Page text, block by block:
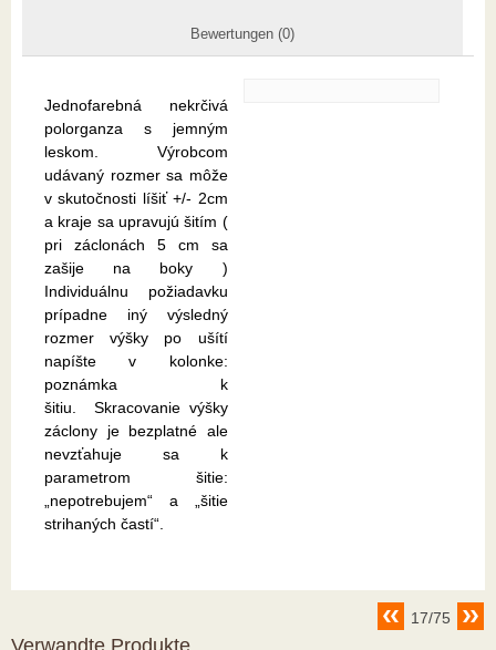
Bewertungen (0)
Jednofarebná nekrčivá
polorganza s jemným
leskom. Výrobcom
udávaný rozmer sa môže
v skutočnosti líšiť +/- 2cm
a kraje sa upravujú šitím (
pri záclonách 5 cm sa
zašije na boky )
Individuálnu požiadavku
prípadne iný výsledný
rozmer výšky po ušítí
napíšte v kolonke:
poznámka k
šitiu. Skracovanie výšky
záclony je bezplatné ale
nevzťahuje sa k
parametrom šitie:
„nepotrebujem“ a „šitie
strihaných častí“.
17/75
Verwandte Produkte